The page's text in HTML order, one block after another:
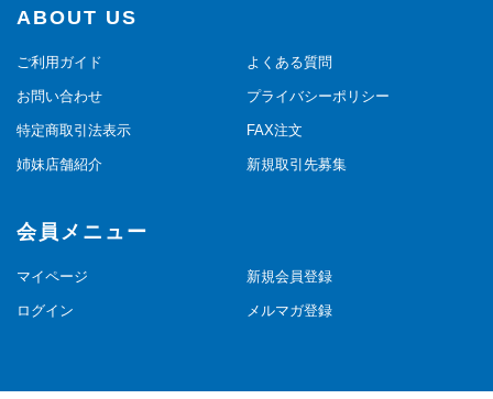
ABOUT US
ご利用ガイド よくある質問
お問い合わせ プライバシーポリシー
特定商取引法表示 FAX注文
姉妹店舗紹介 新規取引先募集
会員メニュー
マイページ 新規会員登録
ログイン メルマガ登録